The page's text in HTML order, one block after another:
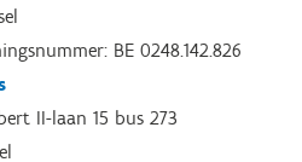
BE 0248.142.826
II-laan 15 bus 273